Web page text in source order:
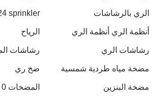
الري بالرشاشات sprinkler
أنظمة الري أنظمة الري الرياح
رشاشات الري رشاشات
مضخة مياه طردية شمسية
ضخ ري
مضخة البنزين المضخات 0